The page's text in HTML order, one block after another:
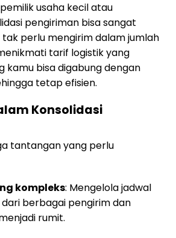
usaha kecil atau
pengiriman bisa sangat
perlu mengirim dalam jumlah
tarif logistik yang
kamu bisa digabung dengan
tetap efisien.
Konsolidasi
tantangan yang perlu
kompleks: Mengelola jadwal
berbagai pengirim dan
rumit.